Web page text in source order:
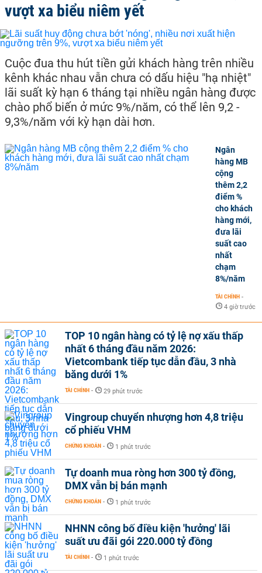
vượt xa biểu niêm yết
Cuộc đua thu hút tiền gửi khách hàng trên nhiều
kênh khác nhau vẫn chưa có dấu hiệu "hạ nhiệt"
lãi suất kỳ hạn 6 tháng tại nhiều ngân hàng được
chào phổ biến ở mức 9%/năm, có thể lên 9,2 -
9,3%/năm với kỳ hạn dài hơn.
Ngân
hàng MB
cộng
thêm 2,2
điểm %
cho khách
hàng mới,
đưa lãi
suất cao
nhất
chạm
8%/năm
TÀI CHÍNH -
4 giờ trước
TOP 10 ngân hàng có tỷ lệ nợ xấu thấp
nhất 6 tháng đầu năm 2026:
Vietcombank tiếp tục dẫn đầu, 3 nhà
băng dưới 1%
TÀI CHÍNH - 29 phút trước
Vingroup chuyển nhượng hơn 4,8 triệu
cổ phiếu VHM
CHỨNG KHOÁN - 1 phút trước
Tự doanh mua ròng hơn 300 tỷ đồng,
DMX vẫn bị bán mạnh
CHỨNG KHOÁN - 1 phút trước
NHNN công bố điều kiện 'hưởng' lãi
suất ưu đãi gói 220.000 tỷ đồng
TÀI CHÍNH - 1 phút trước